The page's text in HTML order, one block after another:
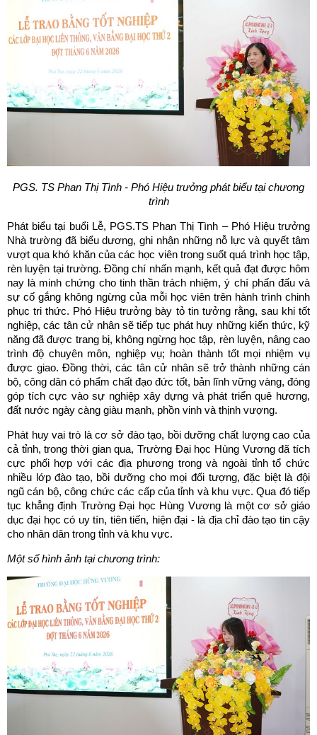
PGS. TS Phan Thị Tình - Phó Hiệu trưởng phát biểu tại chương
trình
Phát biểu tại buổi Lễ, PGS.TS Phan Thị Tình – Phó Hiệu trưởng
Nhà trường đã biểu dương, ghi nhận những nỗ lực và quyết tâm
vượt qua khó khăn của các học viên trong suốt quá trình học tập,
rèn luyện tại trường. Đồng chí nhấn mạnh, kết quả đạt được hôm
nay là minh chứng cho tinh thần trách nhiệm, ý chí phấn đấu và
sự cố gắng không ngừng của mỗi học viên trên hành trình chinh
phục tri thức. Phó Hiệu trưởng bày tỏ tin tưởng rằng, sau khi tốt
nghiệp, các tân cử nhân sẽ tiếp tục phát huy những kiến thức, kỹ
năng đã được trang bị, không ngừng học tập, rèn luyện, nâng cao
trình độ chuyên môn, nghiệp vụ; hoàn thành tốt mọi nhiệm vụ
được giao. Đồng thời, các tân cử nhân sẽ trở thành những cán
bộ, công dân có phẩm chất đạo đức tốt, bản lĩnh vững vàng, đóng
góp tích cực vào sự nghiệp xây dựng và phát triển quê hương,
đất nước ngày càng giàu mạnh, phồn vinh và thịnh vượng.
Phát huy vai trò là cơ sở đào tạo, bồi dưỡng chất lượng cao của
cả tỉnh, trong thời gian qua, Trường Đại học Hùng Vương đã tích
cực phối hợp với các địa phương trong và ngoài tỉnh tổ chức
nhiều lớp đào tạo, bồi dưỡng cho mọi đối tượng, đặc biệt là đội
ngũ cán bộ, công chức các cấp của tỉnh và khu vực. Qua đó tiếp
tục khẳng định Trường Đại học Hùng Vương là một cơ sở giáo
dục đại học có uy tín, tiên tiến, hiện đại - là địa chỉ đào tạo tin cậy
cho nhân dân trong tỉnh và khu vực.
Một số hình ảnh tại chương trình: